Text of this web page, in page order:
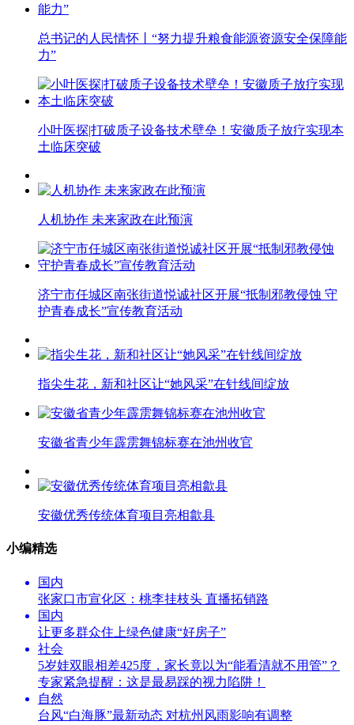
总书记的人民情怀丨“努力提升粮食能源资源安全保障能
力”
小叶医探|打破质子设备技术壁垒！安徽质子放疗实现本
土临床突破
人机协作 未来家政在此预演
济宁市任城区南张街道悦诚社区开展“抵制邪教侵蚀 守
护青春成长”宣传教育活动
指尖生花，新和社区让“她风采”在针线间绽放
安徽省青少年霹雳舞锦标赛在池州收官
安徽优秀传统体育项目亮相歙县
小编精选
国内
张家口市宣化区：桃李挂枝头 直播拓销路
国内
让更多群众住上绿色健康“好房子”
社会
5岁娃双眼相差425度，家长竟以为“能看清就不用管”？
专家紧急提醒：这是最易踩的视力陷阱！
自然
台风“白海豚”最新动态 对杭州风雨影响有调整